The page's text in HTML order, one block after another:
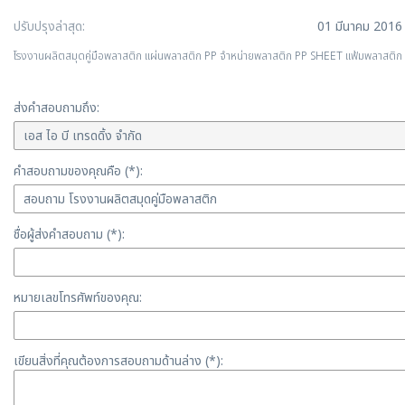
ปรับปรุงล่าสุด:
01 มีนาคม 2016
โรงงานผลิตสมุดคู่มือพลาสติก แผ่นพลาสติก PP จำหน่ายพลาสติก PP SHEET แฟ้มพลาสติก
ส่งคำสอบถามถึง:
คำสอบถามของคุณคือ (*):
ชื่อผู้ส่งคำสอบถาม (*):
หมายเลขโทรศัพท์ของคุณ:
เขียนสิ่งที่คุณต้องการสอบถามด้านล่าง (*):